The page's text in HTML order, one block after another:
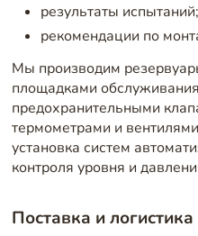
результаты испытаний;
рекомендации по
Мы производим
площадками
предохранительными
термометрами и
установка систем
контроля уровня и
Поставка и